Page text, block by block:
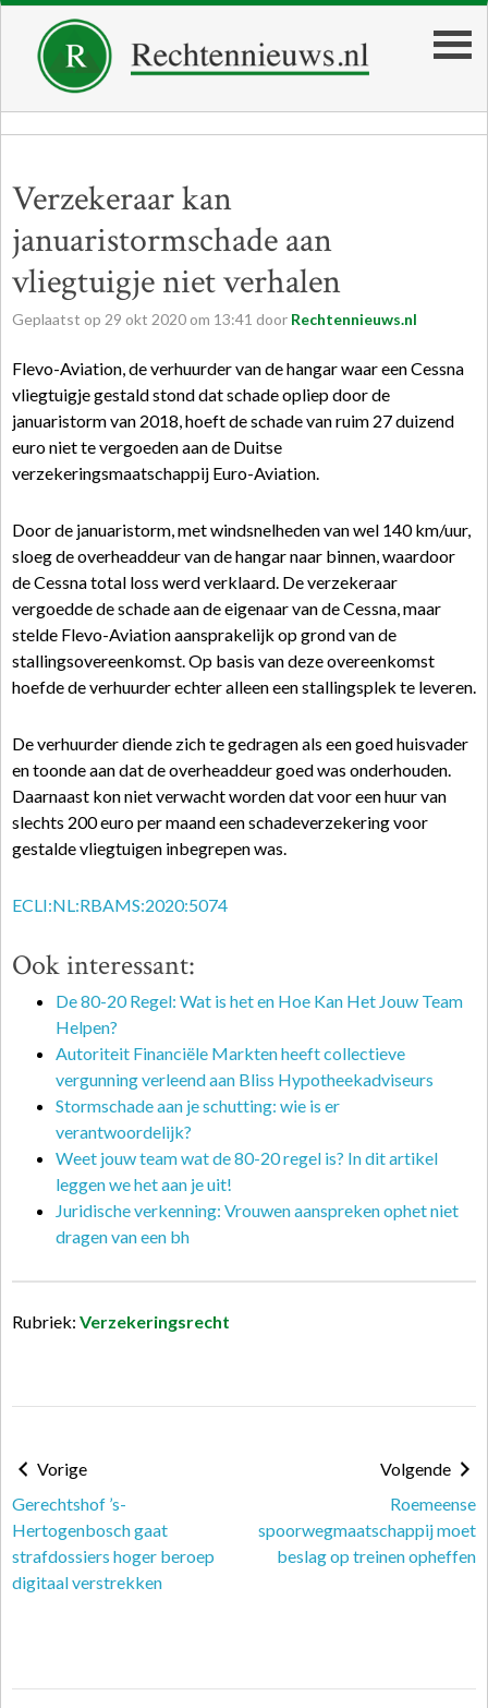
Verzekeraar kan
januaristormschade aan
vliegtuigje niet verhalen
Geplaatst op 29 okt 2020 om 13:41 door Rechtennieuws.nl
Flevo-Aviation, de verhuurder van de hangar waar een Cessna
vliegtuigje gestald stond dat schade opliep door de
januaristorm van 2018, hoeft de schade van ruim 27 duizend
euro niet te vergoeden aan de Duitse
verzekeringsmaatschappij Euro-Aviation.
Door de januaristorm, met windsnelheden van wel 140 km/uur,
sloeg de overheaddeur van de hangar naar binnen, waardoor
de Cessna total loss werd verklaard. De verzekeraar
vergoedde de schade aan de eigenaar van de Cessna, maar
stelde Flevo-Aviation aansprakelijk op grond van de
stallingsovereenkomst. Op basis van deze overeenkomst
hoefde de verhuurder echter alleen een stallingsplek te leveren.
De verhuurder diende zich te gedragen als een goed huisvader
en toonde aan dat de overheaddeur goed was onderhouden.
Daarnaast kon niet verwacht worden dat voor een huur van
slechts 200 euro per maand een schadeverzekering voor
gestalde vliegtuigen inbegrepen was.
ECLI:NL:RBAMS:2020:5074
Ook interessant:
De 80-20 Regel: Wat is het en Hoe Kan Het Jouw Team
Helpen?
Autoriteit Financiële Markten heeft collectieve
vergunning verleend aan Bliss Hypotheekadviseurs
Stormschade aan je schutting: wie is er
verantwoordelijk?
Weet jouw team wat de 80-20 regel is? In dit artikel
leggen we het aan je uit!
Juridische verkenning: Vrouwen aanspreken ophet niet
dragen van een bh
Rubriek: Verzekeringsrecht
Vorige
Gerechtshof ’s-
Hertogenbosch gaat
strafdossiers hoger beroep
digitaal verstrekken
Volgende
Roemeense
spoorwegmaatschappij moet
beslag op treinen opheffen